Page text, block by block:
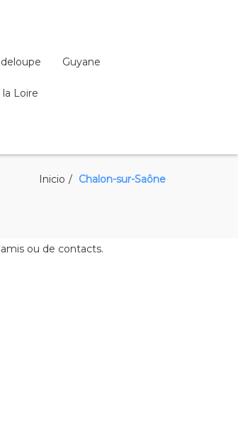
Guyane
la Loire
Inicio Chalon-sur-Saône
ou de contacts.